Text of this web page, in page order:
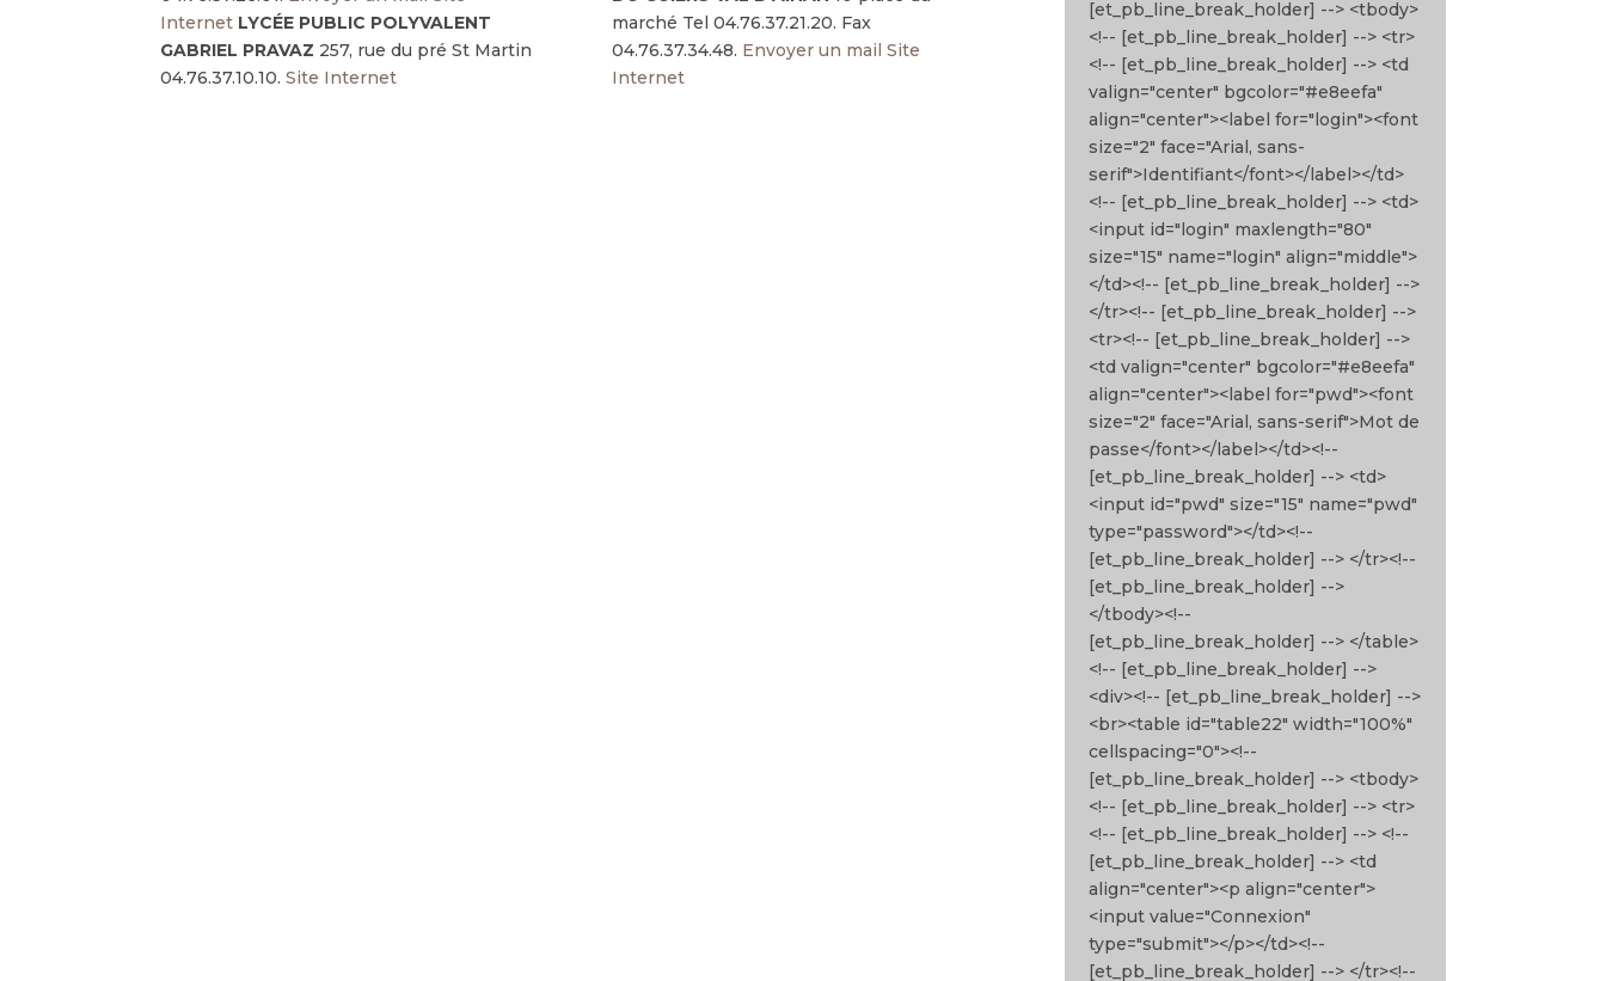
Internet LYCÉE PUBLIC POLYVALENT
GABRIEL PRAVAZ 257, rue du pré St Martin
04.76.37.10.10.Site Internet
marché Tel 04.76.37.21.20. Fax
04.76.37.34.48. Envoyer un mail Site
Internet
[et_pb_line_break_holder] --> <tbody>
<!-- [et_pb_line_break_holder] --> <tr>
<!-- [et_pb_line_break_holder] --> <td
valign="center" bgcolor="#e8eefa"
align="center"><label for="login"><font
size="2" face="Arial, sans-
serif">Identifiant</font></label></td>
<!-- [et_pb_line_break_holder] --> <td>
<input id="login" maxlength="80"
size="15" name="login" align="middle">
</td><!-- [et_pb_line_break_holder] -->
</tr><!-- [et_pb_line_break_holder] -->
<tr><!-- [et_pb_line_break_holder] -->
<td valign="center" bgcolor="#e8eefa"
align="center"><label for="pwd"><font
size="2" face="Arial, sans-serif">Mot de
passe</font></label></td><!--
[et_pb_line_break_holder] --> <td>
<input id="pwd" size="15" name="pwd"
type="password"></td><!--
[et_pb_line_break_holder] --> </tr><!--
[et_pb_line_break_holder] -->
</tbody><!--
[et_pb_line_break_holder] --> </table>
<!-- [et_pb_line_break_holder] -->
<div><!-- [et_pb_line_break_holder] -->
<br><table id="table22" width="100%"
cellspacing="0"><!--
[et_pb_line_break_holder] --> <tbody>
<!-- [et_pb_line_break_holder] --> <tr>
<!-- [et_pb_line_break_holder] --> <!--
[et_pb_line_break_holder] --> <td
align="center"><p align="center">
<input value="Connexion"
type="submit"></p></td><!--
[et_pb_line_break_holder] --> </tr><!--